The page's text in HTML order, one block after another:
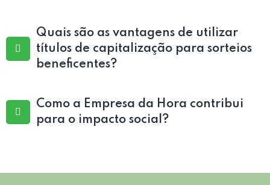
Quais são as vantagens de utilizar
títulos de capitalização para sorteios
beneficentes?
Como a Empresa da Hora contribui
para o impacto social?